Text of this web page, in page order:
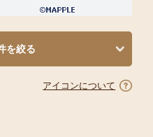
を絞る
アイコンについて